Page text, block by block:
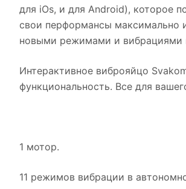
для iOs, и для Android), которое
свои перформансы максимально
новыми режимами и вибрациями
Интерактивное виброяйцо
функциональность. Все для
1 мотор.
11 режимов вибрации в